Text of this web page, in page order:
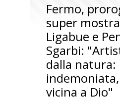
Fermo,
super
Ligabue e
Sgarbi:
dalla natura:
vicina a Dio"